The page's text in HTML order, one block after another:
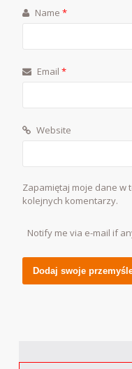
Name*
Email*
Website
Zapamiętaj moje dane w
kolejnych komentarzy.
Notify me via e-mail if